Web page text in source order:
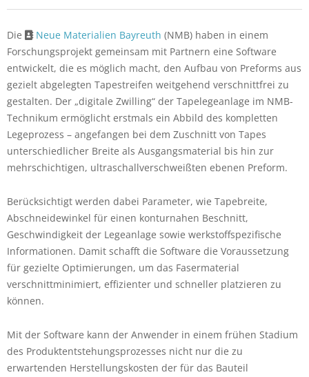
Die Neue Materialien Bayreuth (NMB) haben in einem
Forschungsprojekt gemeinsam mit Partnern eine Software
entwickelt, die es möglich macht, den Aufbau von Preforms aus
gezielt abgelegten Tapestreifen weitgehend verschnittfrei zu
gestalten. Der „digitale Zwilling“ der Tapelegeanlage im NMB-
Technikum ermöglicht erstmals ein Abbild des kompletten
Legeprozess – angefangen bei dem Zuschnitt von Tapes
unterschiedlicher Breite als Ausgangsmaterial bis hin zur
mehrschichtigen, ultraschallverschweißten ebenen Preform.
Berücksichtigt werden dabei Parameter, wie Tapebreite,
Abschneidewinkel für einen konturnahen Beschnitt,
Geschwindigkeit der Legeanlage sowie werkstoffspezifische
Informationen. Damit schafft die Software die Voraussetzung
für gezielte Optimierungen, um das Fasermaterial
verschnittminimiert, effizienter und schneller platzieren zu
können.
Mit der Software kann der Anwender in einem frühen Stadium
des Produktentstehungsprozesses nicht nur die zu
erwartenden Herstellungskosten der für das Bauteil